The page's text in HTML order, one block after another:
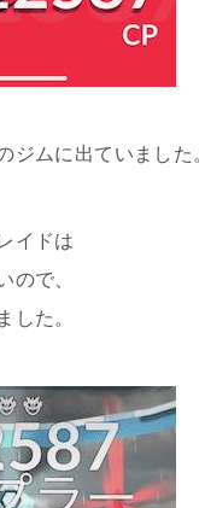
ジムに出ていました。
イドは
ので、
した。